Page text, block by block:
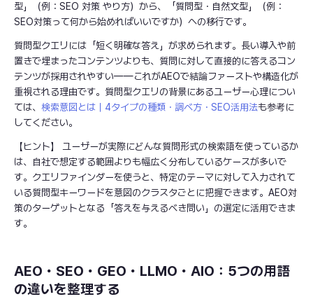
型」（例：SEO 対策 やり方）から、「質問型・自然文型」（例：
SEO対策って何から始めればいいですか）への移行です。
質問型クエリには「短く明確な答え」が求められます。長い導入や前
置きで埋まったコンテンツよりも、質問に対して直接的に答えるコン
テンツが採用されやすい——これがAEOで結論ファーストや構造化が
重視される理由です。質問型クエリの背景にあるユーザー心理につい
ては、 検索意図とは｜4タイプの種類・調べ方・SEO活用法も参考に
してください。
【ヒント】 ユーザーが実際にどんな質問形式の検索語を使っているか
は、自社で想定する範囲よりも幅広く分布しているケースが多いで
す。クエリファインダーを使うと、特定のテーマに対して入力されて
いる質問型キーワードを意図のクラスタごとに把握できます。AEO対
策のターゲットとなる「答えを与えるべき問い」の選定に活用できま
す。
AEO・SEO・GEO・LLMO・AIO：5つの用語
の違いを整理する